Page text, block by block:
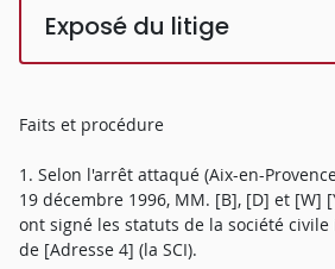
Exposé du litige
Faits et procédure
1. Selon l'arrêt attaqué (Aix-en-
19 décembre 1996, MM. [B], [D] et [W]
ont signé les statuts de la société
de [Adresse 4] (la SCI).